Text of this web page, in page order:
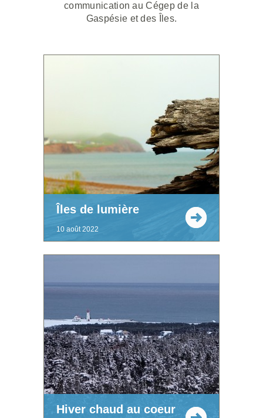
communication au Cégep de la
Gaspésie et des Îles.
Îles de lumière
10 août 2022
Hiver chaud au coeur